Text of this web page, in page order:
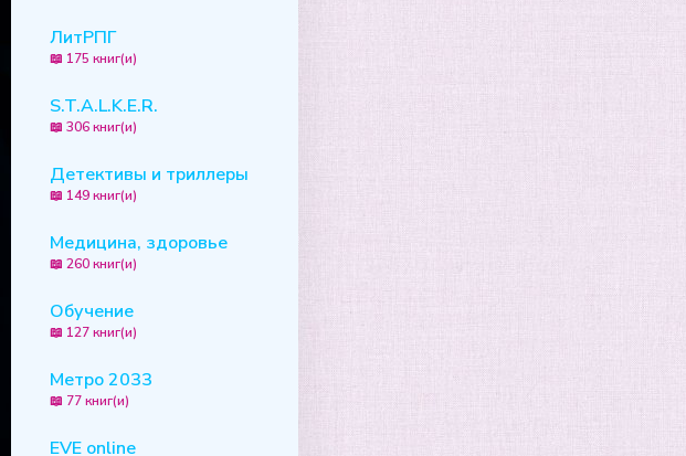
ЛитРПГ
📖 175 книг(и)
S.T.A.L.K.E.R.
📖 306 книг(и)
Детективы и триллеры
📖 149 книг(и)
Медицина, здоровье
📖 260 книг(и)
Обучение
📖 127 книг(и)
Метро 2033
📖 77 книг(и)
EVE online